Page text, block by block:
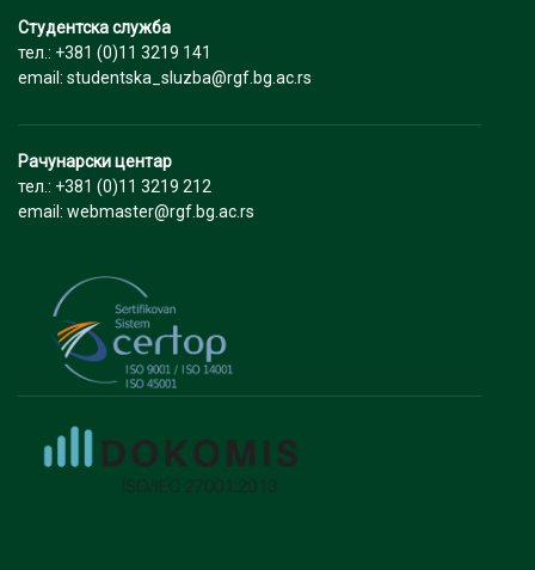
Студентска служба
тел.: +381 (0)11 3219 141
email: studentska_sluzba@rgf.bg.ac.rs
Рачунарски центар
тел.: +381 (0)11 3219 212
email: webmaster@rgf.bg.ac.rs